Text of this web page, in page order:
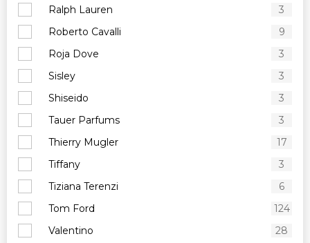
Ralph Lauren
3
Roberto Cavalli
9
Roja Dove
3
Sisley
3
Shiseido
3
Tauer Parfums
3
Thierry Mugler
17
Tiffany
3
Tiziana Terenzi
6
Tom Ford
124
Valentino
28